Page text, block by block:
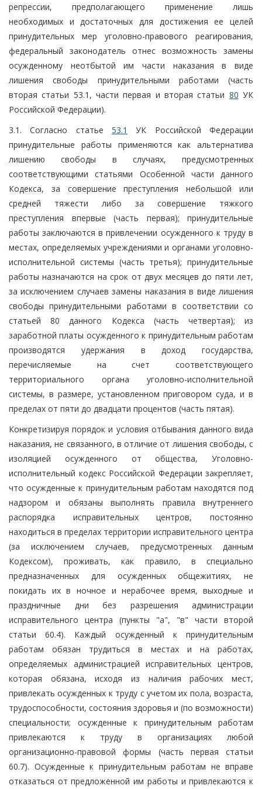
репрессии, предполагающего применение лишь
необходимых и достаточных для достижения ее целей
принудительных мер уголовно-правового реагирования,
федеральный законодатель отнес возможность замены
осужденному неотбытой им части наказания в виде
лишения свободы принудительными работами (часть
вторая статьи 53.1, части первая и вторая статьи 80 УК
Российской Федерации).
3.1. Согласно статье 53.1
УК Российской Федерации
принудительные работы применяются как альтернатива
лишению свободы в случаях, предусмотренных
соответствующими статьями Особенной части данного
Кодекса, за совершение преступления небольшой или
средней тяжести либо за совершение тяжкого
преступления впервые (часть первая); принудительные
работы заключаются в привлечении осужденного к труду в
местах, определяемых учреждениями и органами уголовно-
исполнительной системы (часть третья); принудительные
работы назначаются на срок от двух месяцев до пяти лет,
за исключением случаев замены наказания в виде лишения
свободы принудительными работами в соответствии со
статьей 80 данного Кодекса (часть четвертая); из
заработной платы осужденного к принудительным работам
производятся удержания в доход государства,
перечисляемые на счет соответствующего
территориального органа уголовно-исполнительной
системы, в размере, установленном приговором суда, и в
пределах от пяти до двадцати процентов (часть пятая).
Конкретизируя порядок и условия отбывания данного вида
наказания, не связанного, в отличие от лишения свободы, с
изоляцией осужденного от общества, Уголовно-
исполнительный кодекс Российской Федерации закрепляет,
что осужденные к принудительным работам находятся под
надзором и обязаны выполнять правила внутреннего
распорядка исправительных центров, постоянно
находиться в пределах территории исправительного центра
(за исключением случаев, предусмотренных данным
Кодексом), проживать, как правило, в специально
предназначенных для осужденных общежитиях, не
покидать их в ночное и нерабочее время, выходные и
праздничные дни без разрешения администрации
исправительного центра (пункты "а", "в" части второй
статьи 60.4). Каждый осужденный к принудительным
работам обязан трудиться в местах и на работах,
определяемых администрацией исправительных центров,
которая обязана, исходя из наличия рабочих мест,
привлекать осужденных к труду с учетом их пола, возраста,
трудоспособности, состояния здоровья и (по возможности)
специальности; осужденные к принудительным работам
привлекаются к труду в организациях любой
организационно-правовой формы (часть первая статьи
60.7). Осужденные к принудительным работам не вправе
отказаться от предложенной им работы и привлекаются к